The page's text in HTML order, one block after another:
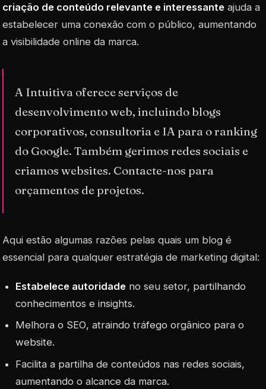
criação de conteúdo relevante e interessante ajuda a
estabelecer uma conexão com o público, aumentando
a visibilidade online da marca.
A Intuitiva oferece serviços de
desenvolvimento web, incluindo blogs
corporativos, consultoria e IA para o ranking
do Google. Também gerimos redes sociais e
criamos websites. Contacte-nos para
orçamentos de projetos.
Aqui estão algumas razões pelas quais um blog é
essencial para qualquer estratégia de marketing digital:
Estabelece autoridade no seu setor, partilhando
conhecimentos e insights.
Melhora o SEO, atraindo tráfego orgânico para o
website.
Facilita a partilha de conteúdos nas redes sociais,
aumentando o alcance da marca.